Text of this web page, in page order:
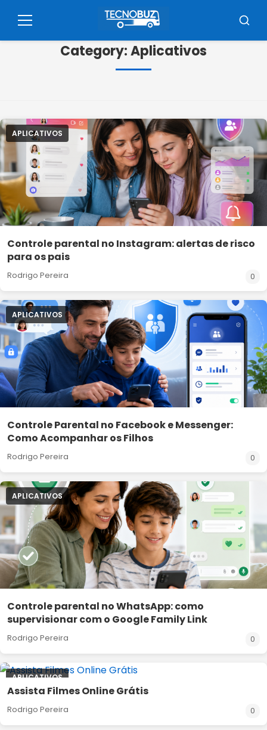
paraMenu
Category:Aplicativos
APLICATIVOS
Controle parental no Instagram: alertas de risco
para os pais
Rodrigo Pereira 0
APLICATIVOS
Controle Parental no Facebook e Messenger:
Como Acompanhar os Filhos
Rodrigo Pereira 0
APLICATIVOS
Controle parental no WhatsApp: como
supervisionar com o Google Family Link
Rodrigo Pereira 0
APLICATIVOS
Assista Filmes Online Grátis
Rodrigo Pereira 0